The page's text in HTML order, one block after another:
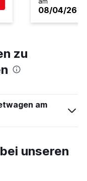
08/04/26
zu
am
unseren